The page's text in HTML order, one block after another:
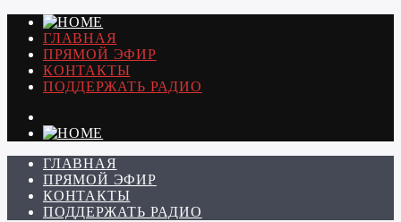
ГЛАВНАЯ
ПРЯМОЙ ЭФИР
КОНТАКТЫ
ПОДДЕРЖАТЬ РАДИО
ГЛАВНАЯ
ПРЯМОЙ ЭФИР
КОНТАКТЫ
ПОДДЕРЖАТЬ РАДИО